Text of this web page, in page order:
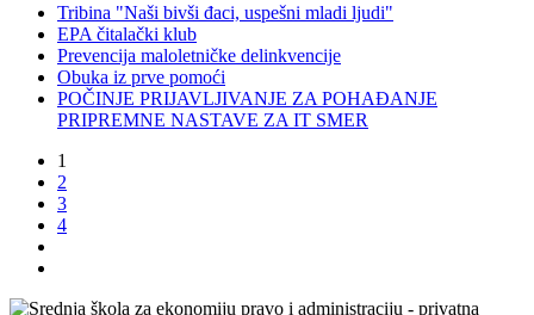
Tribina "Naši bivši đaci, uspešni mladi ljudi"
EPA čitalački klub
Prevencija maloletničke delinkvencije
Obuka iz prve pomoći
POČINJE PRIJAVLJIVANJE ZA POHAĐANJE
PRIPREMNE NASTAVE ZA IT SMER
1
2
3
4